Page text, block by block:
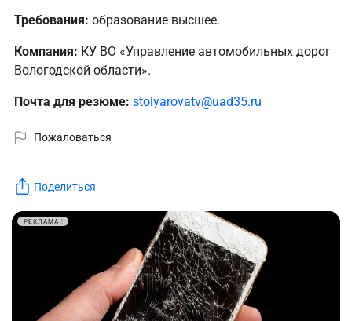
Требования: образование высшее.
Компания: КУ ВО «Управление автомобильных дорог
Вологодской области».
Почта для резюме: stolyarovatv@uad35.ru
Пожаловаться
Поделиться
РЕКЛАМА